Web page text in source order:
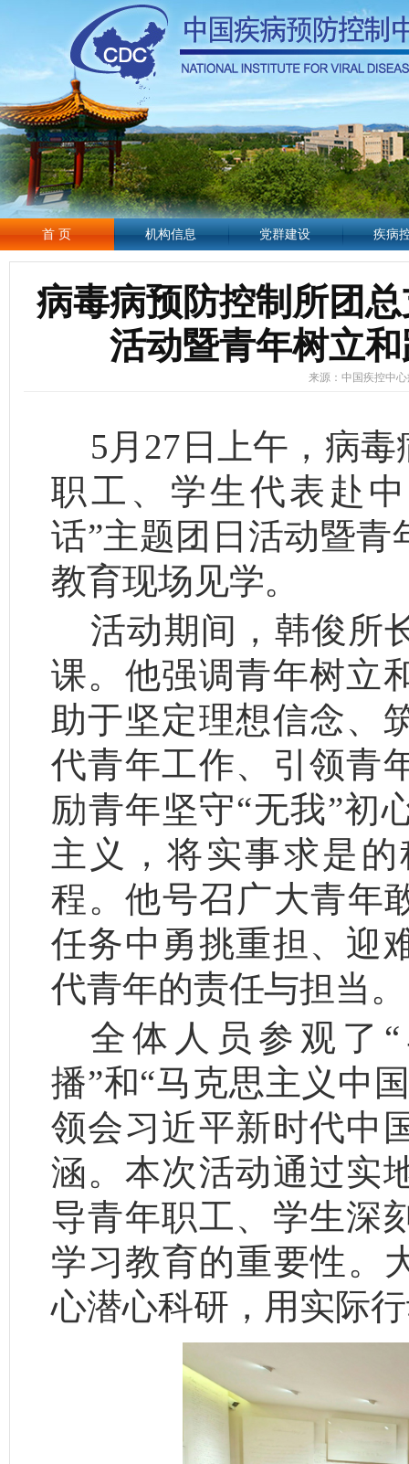
首 页 机构信息 党群建设 疾病
病毒病预防控制所团
活动暨青年树立
来源：中国疾控中
5月27日上午，病
职工、学生代表赴
话”主题团日活动暨
教育现场见学。
活动期间，韩俊所
课。他强调青年树立
助于坚定理想信念、
代青年工作、引领青
励青年坚守“无我”初
主义，将实事求是
程。他号召广大青年
任务中勇挑重担、迎
代青年的责任与担当。
全体人员参观了
播”和“马克思主义中
领会习近平新时代中
涵。本次活动通过实
导青年职工、学生深
学习教育的重要性。
心潜心科研，用实际